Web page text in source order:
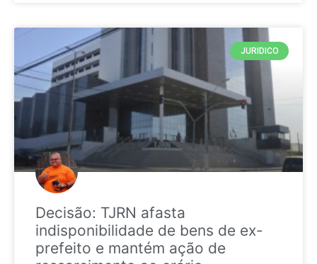
JURIDICO
Decisão: TJRN afasta
indisponibilidade de bens de ex-
prefeito e mantém ação de